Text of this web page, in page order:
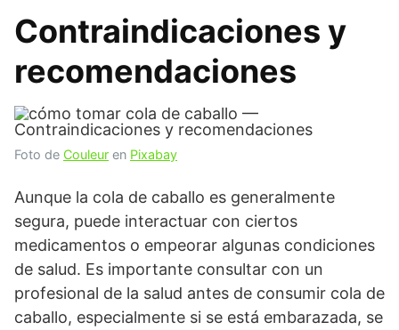
Contraindicaciones y
recomendaciones
Foto de Couleur en Pixabay
Aunque la cola de caballo es generalmente
segura, puede interactuar con ciertos
medicamentos o empeorar algunas condiciones
de salud. Es importante consultar con un
profesional de la salud antes de consumir cola de
caballo, especialmente si se está embarazada, se